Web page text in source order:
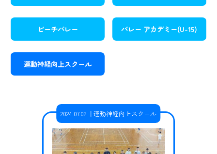
ビーチバレー バレー アカデミー(U-15)
運動神経向上スクール
2024.07.02 運動神経向上スクール